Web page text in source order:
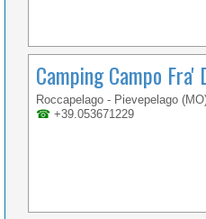
Camping Campo Fra'
Roccapelago - Pievepelago
☎ +39.053671229